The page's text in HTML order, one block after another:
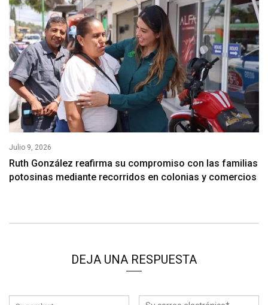
Julio 9, 2026
Ruth González reafirma su compromiso con las familias
potosinas mediante recorridos en colonias y comercios
DEJA UNA RESPUESTA